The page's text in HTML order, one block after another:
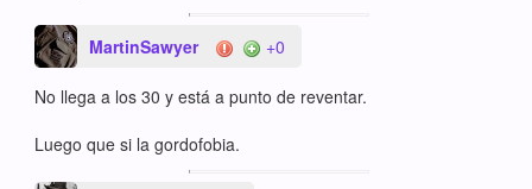
MartinSawyer +0
No llega a los 30 y está a punto de reventar.
Luego que si la gordofobia.